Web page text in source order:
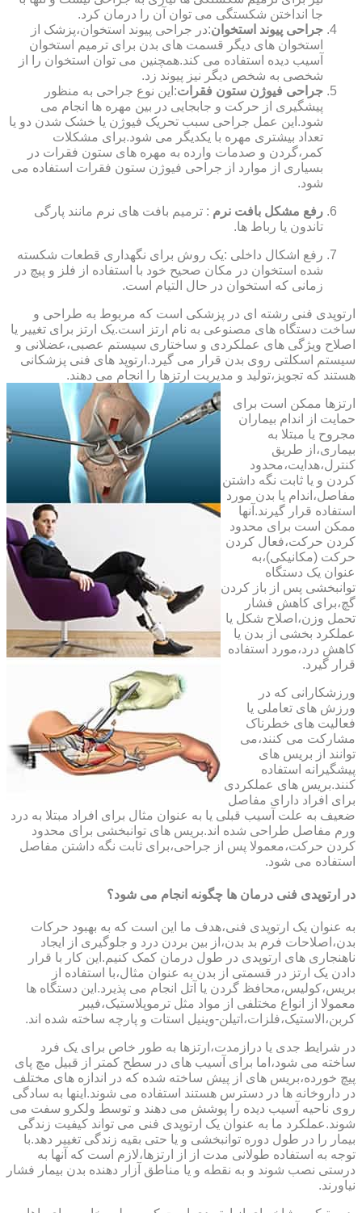
جا انداختن شکستگی می توان آن را درمان کرد.
جراحی پیوند استخوان:در جراحی پیوند استخوان،پزشک از
استخوان های دیگر قسمت های بدن برای ترمیم استخوان
آسیب دیده استفاده می کند.همچنین می توان استخوان را از
شخصی به شخص دیگر نیز پیوند زد.
جراحی فیوژن ستون فقرات:این نوع جراحی به منظور
پیشگیری از حرکت و جابجایی در بین مهره ها انجام می
شود.این عمل جراحی سبب تحریک فیوژن یا خشک شدن دو یا
تعداد بیشتری مهره با یکدیگر می شود.برای مشکلات
کمر،گردن و صدمات وارده به مهره های ستون فقرات در
بسیاری از موارد از جراحی فیوژن ستون فقرات استفاده می
شود.
رفع مشکل بافت نرم : ترمیم بافت های نرم مانند پارگی
تاندون یا رباط ها.
رفع اشکال داخلی :یک روش برای نگهداری قطعات شکسته
شده استخوان در مکان صحیح خود با استفاده از فلز و پیچ در
زمانی که استخوان در حال التیام است.
ارتوپدی فنی رشته ای در پزشکی است که مربوط به طراحی و
ساخت دستگاه های مصنوعی به نام ارتز است.یک ارتز برای تغییر یا
اصلاح ویژگی های عملکردی و ساختاری سیستم عصبی،عضلانی و
سیستم اسکلتی روی بدن قرار می گیرد.ارتوپد های فنی پزشکانی
هستند که تجویز،تولید و مدیریت ارتزها را انجام می دهند.
ارتزها ممکن است برای
حمایت از اندام بیماران
مجروح یا مبتلا به
بیماری،از طریق
کنترل،هدایت،محدود
کردن و یا ثابت نگه داشتن
مفاصل،اندام یا بدن مورد
استفاده قرار گیرند.آنها
ممکن است برای محدود
کردن حرکت،فعال کردن
حرکت (مکانیکی)،به
عنوان یک دستگاه
توانبخشی پس از باز کردن
گچ،برای کاهش فشار
تحمل وزن،اصلاح شکل یا
عملکرد بخشی از بدن یا
کاهش درد،مورد استفاده
قرار گیرد.
ورزشکارانی که در
ورزش های تعاملی یا
فعالیت های خطرناک
مشارکت می کنند،می
توانند از بریس های
پیشگیرانه استفاده
کنند.بریس های عملکردی
برای افراد دارای مفاصل
ضعیف به علت آسیب قبلی یا به عنوان مثال برای افراد مبتلا به درد
ورم مفاصل طراحی شده اند.بریس های توانبخشی برای محدود
کردن حرکت،معمولا پس از جراحی،برای ثابت نگه داشتن مفاصل
استفاده می شود.
در ارتوپدی فنی درمان ها چگونه انجام می شود؟
به عنوان یک ارتوپدی فنی،هدف ما این است که به بهبود حرکات
بدن،اصلاحات فرم بد بدن،از بین بردن درد و جلوگیری از ایجاد
ناهنجاری های ارتوپدی در طول درمان کمک کنیم.این کار با قرار
دادن یک ارتز در قسمتی از بدن به عنوان مثال،با استفاده از
بریس،کولیس،محافظ گردن یا آتل انجام می پذیرد.این دستگاه ها
معمولا از انواع مختلفی از مواد مثل ترموپلاستیک،فیبر
کربن،الاستیک،فلزات،اتیلن-وینیل استات و پارچه ساخته شده اند.
در شرایط جدی یا درازمدت،ارتزها به طور خاص برای یک فرد
ساخته می شود،اما برای آسیب های در سطح کمتر از قبیل مچ پای
پیچ خورده،بریس های از پیش ساخته شده که در اندازه های مختلف
در داروخانه ها در دسترس هستند استفاده می شوند.اینها به سادگی
روی ناحیه آسیب دیده را پوشش می دهند و توسط ولکرو سفت می
شوند.عملکرد ما به عنوان یک ارتوپدی فنی می تواند کیفیت زندگی
بیمار را در طول دوره توانبخشی و یا حتی بقیه زندگی تغییر دهد.با
توجه به استفاده طولانی مدت از از ارتزها،لازم است که آنها به
درستی نصب شوند و به نقطه و یا مناطق آزار دهنده بدن بیمار فشار
نیاورند.